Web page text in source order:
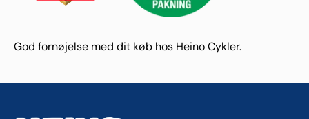
God fornøjelse med dit køb hos Heino Cykler.